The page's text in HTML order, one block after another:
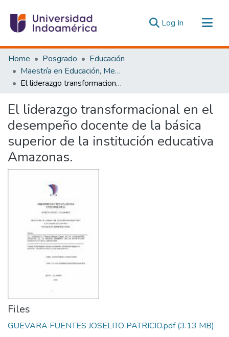
Log In (current)
Communities & Collections
All of DSpace
Statistics
Home Posgrado
Educación
Maestría en Educación, Mención Innovación y Liderazgo Educativo
El liderazgo transformacional en el desempeño docente de la básica superior de la institución educativa Amazonas.
El liderazgo transformacional en el
desempeño docente de la básica
superior de la institución educativa
Amazonas.
Files
GUEVARA FUENTES JOSELITO PATRICIO.pdf(3.13 MB)